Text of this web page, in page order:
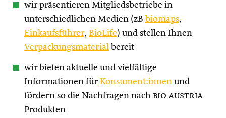
wir präsentieren Mitgliedsbetriebe in
unterschiedlichen Medien (zB biomaps,
Einkaufsführer, BioLife) und stellen Ihnen
Verpackungsmaterial bereit
wir bieten aktuelle und vielfältige
Informationen fürKonsument:innen und
fördern so die Nachfragen nach bio austria
Produkten